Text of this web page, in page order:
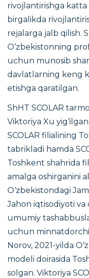
rivojlantirishga katta
birgalikda
rejalarga jalb qilish.
O‘zbekistonning
uchun munosib
davlatlarning keng
etishga qaratilgan.
ShHT SCOLAR
Viktoriya Xu
SCOLAR filialining
tabrikladi hamda
Toshkent shahrida
amalga oshirganini
O‘zbekistondagi
Jahon iqtisodiyoti
umumiy
uchun
Norov, 2021-yilda
modeli doirasida
solgan. Viktoriya